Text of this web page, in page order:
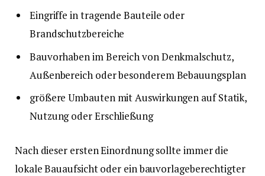
Eingriffe in tragende Bauteile oder
Brandschutzbereiche
Bauvorhaben im Bereich von Denkmalschutz,
Außenbereich oder besonderem Bebauungsplan
größere Umbauten mit Auswirkungen auf Statik,
Nutzung oder Erschließung
Nach dieser ersten Einordnung sollte immer die
lokale Bauaufsicht oder ein bauvorlageberechtigter